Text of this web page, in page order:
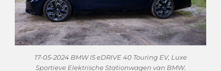
17-05-2024 BMW I5 eDRIVE 40 Touring EV, Luxe
Sportieve Elektrische Stationwagen van BMW.